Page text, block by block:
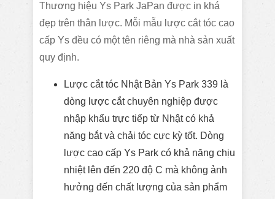
Thương hiệu Ys Park JaPan được in khá
đẹp trên thân lược. Mỗi mẫu lược cắt tóc cao
cấp Ys đều có một tên riêng mà nhà sản xuất
quy định.
Lược cắt tóc Nhật Bản Ys Park 339 là
dòng lược cắt chuyên nghiệp được
nhập khẩu trực tiếp từ Nhật có khả
năng bắt và chải tóc cực kỳ tốt. Dòng
lược cao cấp Ys Park có khả năng chịu
nhiệt lên đến 220 độ C mà không ảnh
hưởng đến chất lượng của sản phẩm